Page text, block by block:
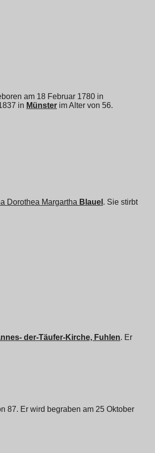
am 18 Februar 1780 in
in Münster im Alter von 56.
Dorothea Margartha Blauel . Sie stirbt
der-Täufer-Kirche, Fuhlen. Er
87. Er wird begraben am 25 Oktober